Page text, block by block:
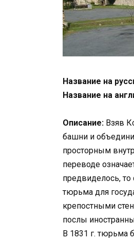
Название на
Название на
Описание: Взяв
башни и
просторным
переводе
предвиделось, то
тюрьма для
крепостными
послы
В 1831 г. тюрьма